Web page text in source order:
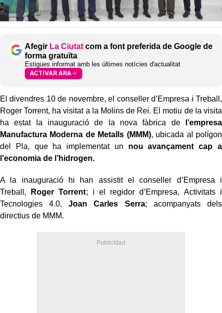
Afegir La Ciutat com a font preferida de Google de
forma gratuïta
Estigues informat amb les últimes notícies d'actualitat
ACTIVAR ARA
El divendres 10 de novembre, el conseller d’Empresa i Treball,
Roger Torrent, ha visitat a la Molins de Rei. El motiu de la visita
ha estat la inauguració de la nova fàbrica del’empresa
Manufactura Moderna de Metalls (MMM), ubicada al polígon
del Pla, que ha implementat un nou avançament cap a
l’economia de l’hidrogen.
A la inauguració hi han assistit el conseller d’Empresa i
Treball,
Roger Torrent; i el regidor d’Empresa, Activitats i
Tecnologies 4.0,Joan Carles Serra; acompanyats dels
directius de MMM.